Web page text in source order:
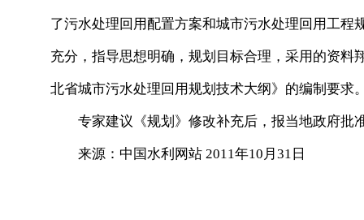
了污水处理回用配置方案和城市污水处理回用工
充分，指导思想明确，规划目标合理，采用的资
北省城市污水处理回用规划技术大纲》的编制要求
专家建议《规划》修改补充后，报当地政府批
来源：中国水利网站 2011年10月31日